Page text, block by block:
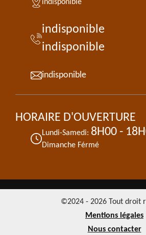
indisponible
indisponible
indisponible
indisponible
HORAIRE D'OUVERTURE
Lundi-Samedi: 8H00 -
Dimanche Férmé
©2024 - 2026 Tout droit
Mentions légales
Nous contacter